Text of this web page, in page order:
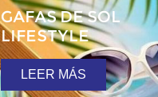
GAFAS DE SOL
LIFESTYLE
LEER MÁS